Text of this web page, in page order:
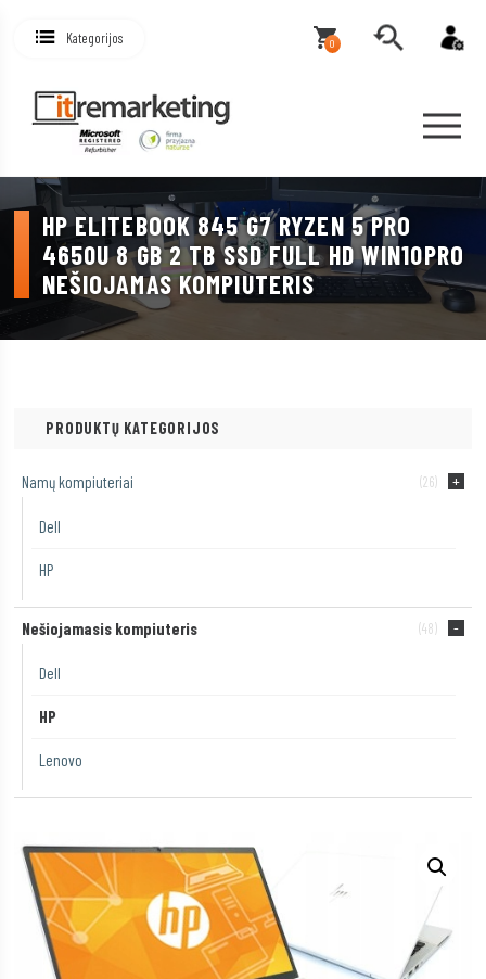
Kategorijos 0
HP ELITEBOOK 845 G7 RYZEN 5 PRO
4650U 8 GB 2 TB SSD FULL HD WIN10PRO
NEŠIOJAMAS KOMPIUTERIS
PRODUKTŲ KATEGORIJOS
Namų kompiuteriai (26)
Dell
HP
Nešiojamasis kompiuteris (48)
Dell
HP
Lenovo